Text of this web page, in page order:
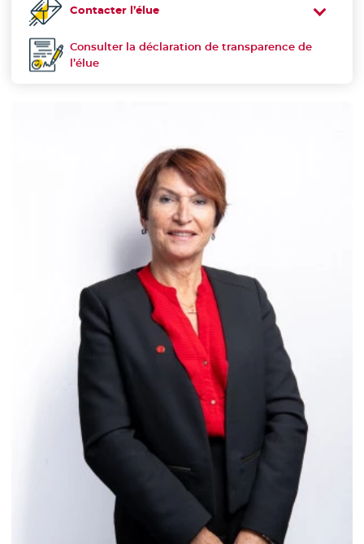
Contacter l’élue
Déclaration de transparence :
Consulter la déclaration de transparence de
l’élue